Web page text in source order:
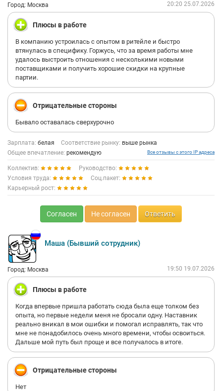
Город: Москва 20:20 25.07.2026
Плюсы в работе
В компанию устроилась с опытом в ритейле и быстро
втянулась в специфику. Горжусь, что за время работы мне
удалось выстроить отношения с несколькими новыми
поставщиками и получить хорошие скидки на крупные
партии.
Отрицательные стороны
Бывало оставалась сверхурочно
Зарплата: белая Соответствие рынку: выше рынка
Общее впечатление: рекомендую Все отзывы с этого IP адреса
Коллектив:
Руководство:
Условия труда:
Соц.пакет:
Карьерный рост:
Согласен Не согласен Ответить
Маша (Бывший сотрудник)
Город: Москва 19:50 19.07.2026
Плюсы в работе
Когда впервые пришла работать сюда была еще толком без
опыта, но первые недели меня не бросали одну. Наставник
реально вникал в мои ошибки и помогал исправлять, так что
мне не понадобилось очень много времени, чтобы освоиться.
Дальше мой путь был проще и все получалось в итоге.
Отрицательные стороны
Нет